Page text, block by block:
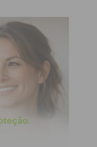
with Map
inovadora com
na autonomia e
automatizado
pontes elevatórias.
de gestão
poupança de